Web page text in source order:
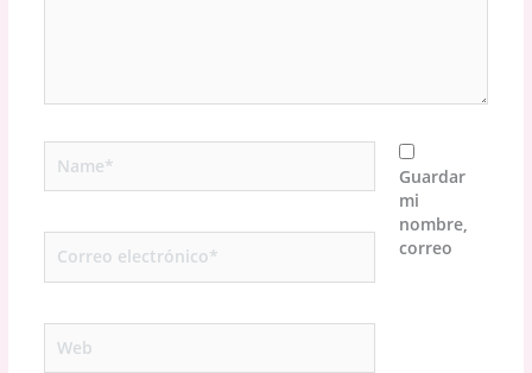
electrónico*
Guardar
mi
nombre,
correo